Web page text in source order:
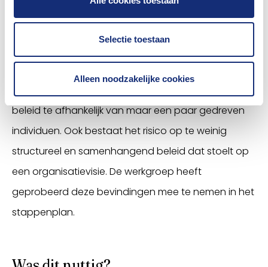
Selectie toestaan
Alleen noodzakelijke cookies
beleid te afhankelijk van maar een paar gedreven
individuen. Ook bestaat het risico op te weinig
structureel en samenhangend beleid dat stoelt op
een organisatievisie. De werkgroep heeft
geprobeerd deze bevindingen mee te nemen in het
stappenplan.